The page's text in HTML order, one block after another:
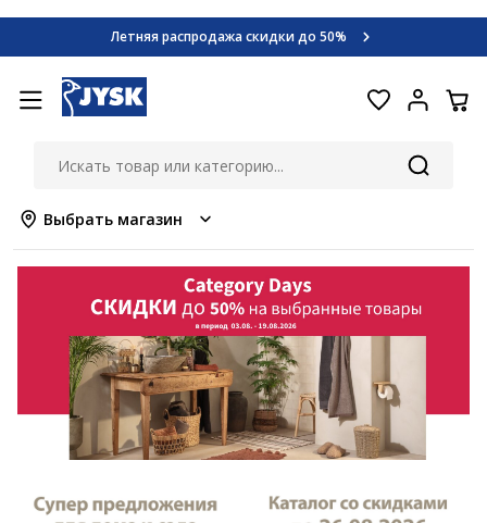
Category Days
Летняя распродажа скидки до 50%
Узнать больше >>
Летняя распродажа скидки до 50%
Выбрать магазин